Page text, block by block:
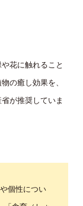
花に触れること
の癒し効果を、
が推奨していま
個性につい